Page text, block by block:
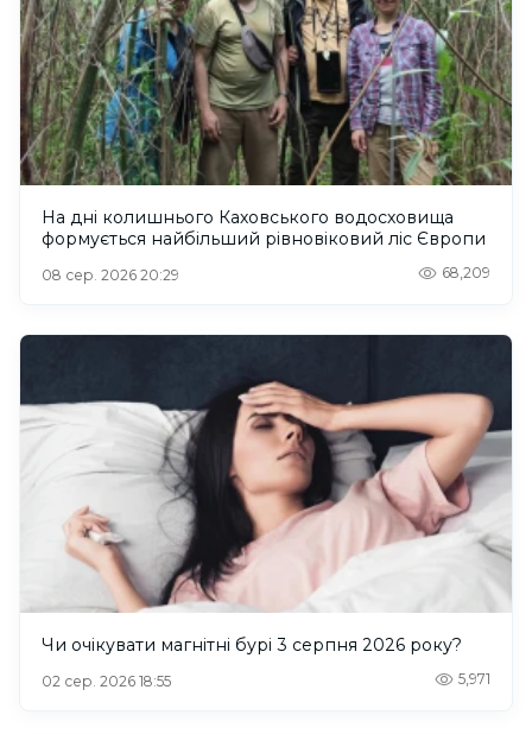
На дні колишнього Каховського водосховища
формується найбільший рівновіковий ліс Європи
08 сер. 2026 20:29 68,209
Чи очікувати магнітні бурі 3 серпня 2026 року?
02 сер. 2026 18:55 5,971